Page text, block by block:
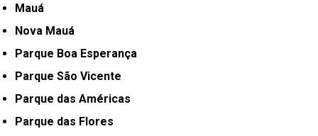
Mauá
Nova Mauá
Parque Boa Esperança
Parque São Vicente
Parque das Américas
Parque das Flores